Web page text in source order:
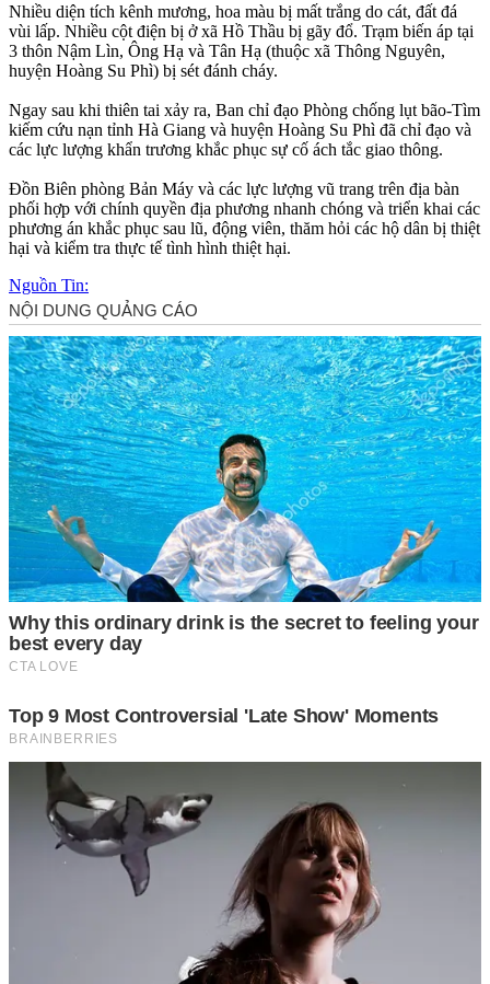
Nhiều diện tích kênh mương, hoa màu bị mất trắng do cát, đất đá
vùi lấp. Nhiều cột điện bị ở xã Hồ Thầu bị gãy đổ. Trạm biến áp tại
3 thôn Nậm Lìn, Ông Hạ và Tân Hạ (thuộc xã Thông Nguyên,
huyện Hoàng Su Phì) bị sét đánh cháy.
Ngay sau khi thiên tai xảy ra, Ban chỉ đạo Phòng chống lụt bão-Tìm
kiếm cứu nạn tỉnh Hà Giang và huyện Hoàng Su Phì đã chỉ đạo và
các lực lượng khẩn trương khắc phục sự cố ách tắc giao thông.
Đồn Biên phòng Bản Máy và các lực lượng vũ trang trên địa bàn
phối hợp với chính quyền địa phương nhanh chóng và triển khai các
phương án khắc phục sau lũ, động viên, thăm hỏi các hộ dân bị thiệt
hại và kiểm tra thực tế tình hình thiệt hại.
Nguồn Tin: